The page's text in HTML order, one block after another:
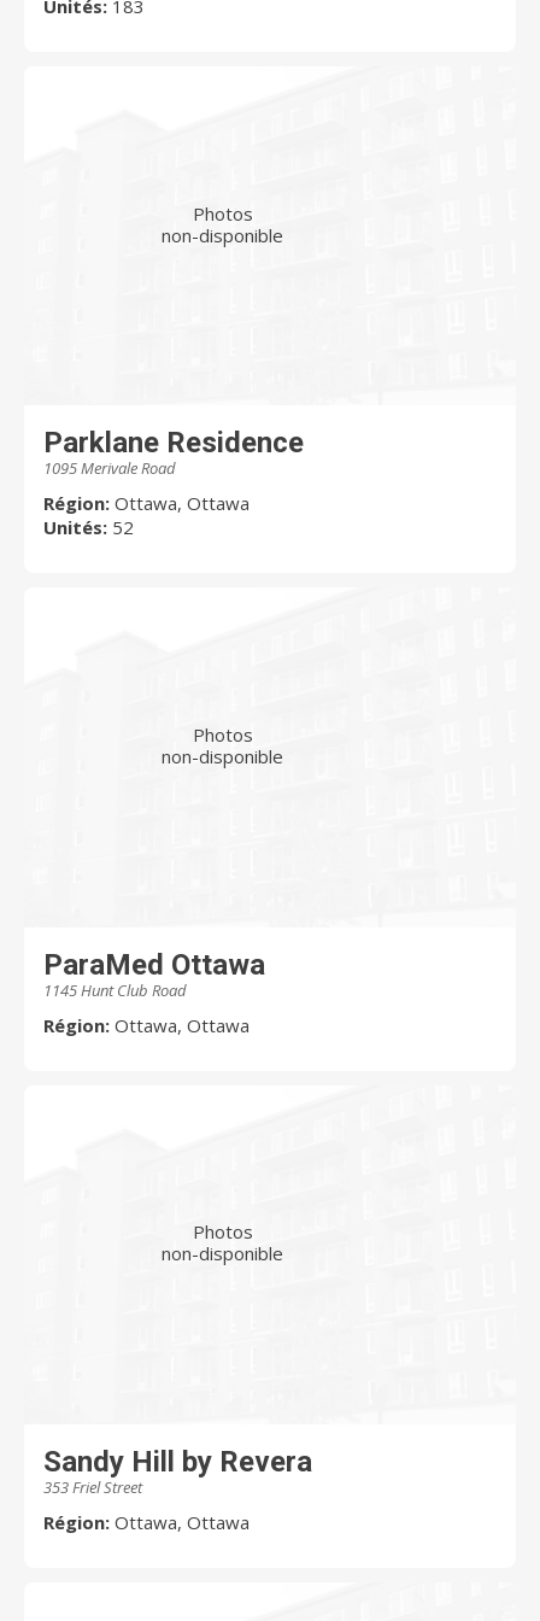
Unités: 183
Photos
non-disponible
Parklane Residence
1095 Merivale Road
Région: Ottawa, Ottawa
Unités: 52
Photos
non-disponible
ParaMed Ottawa
1145 Hunt Club Road
Région: Ottawa, Ottawa
Photos
non-disponible
Sandy Hill by Revera
353 Friel Street
Région: Ottawa, Ottawa